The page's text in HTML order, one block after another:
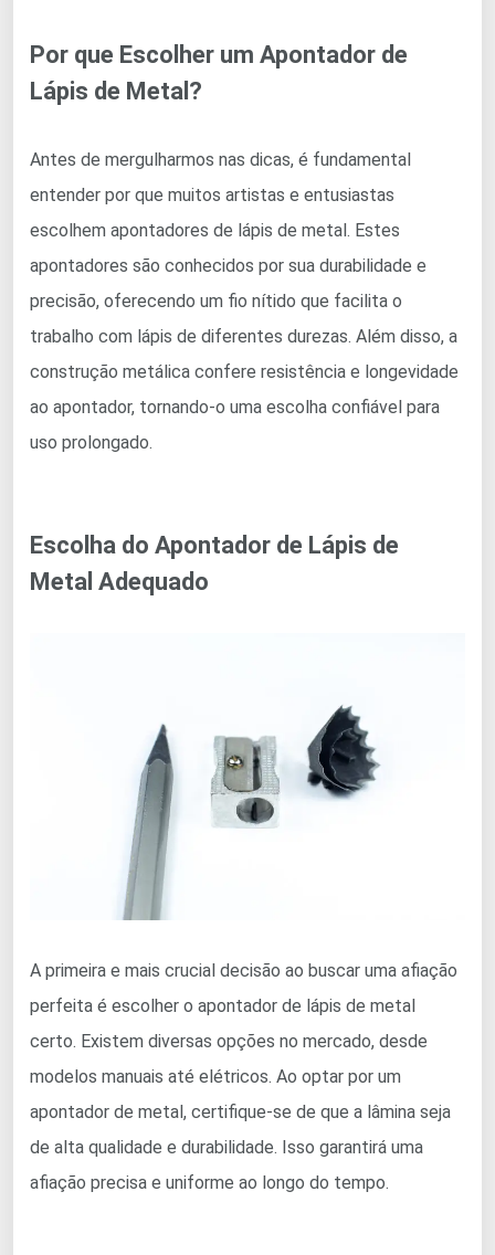
Por que Escolher um Apontador de
Lápis de Metal?
Antes de mergulharmos nas dicas, é fundamental
entender por que muitos artistas e entusiastas
escolhem apontadores de lápis de metal. Estes
apontadores são conhecidos por sua durabilidade e
precisão, oferecendo um fio nítido que facilita o
trabalho com lápis de diferentes durezas. Além disso, a
construção metálica confere resistência e longevidade
ao apontador, tornando-o uma escolha confiável para
uso prolongado.
Escolha do Apontador de Lápis de
Metal Adequado
A primeira e mais crucial decisão ao buscar uma afiação
perfeita é escolher o apontador de lápis de metal
certo. Existem diversas opções no mercado, desde
modelos manuais até elétricos. Ao optar por um
apontador de metal, certifique-se de que a lâmina seja
de alta qualidade e durabilidade. Isso garantirá uma
afiação precisa e uniforme ao longo do tempo.